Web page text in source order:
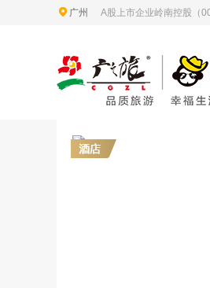
广州 A股上市企业岭南控股（